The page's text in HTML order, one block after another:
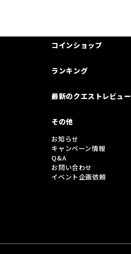
コインショップ
ランキング
最新のクエストレビュー
その他
お知らせ
キャンペーン情報
Q&A
お問い合わせ
イベント企画依頼